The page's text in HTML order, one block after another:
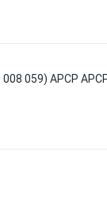
059) APCP